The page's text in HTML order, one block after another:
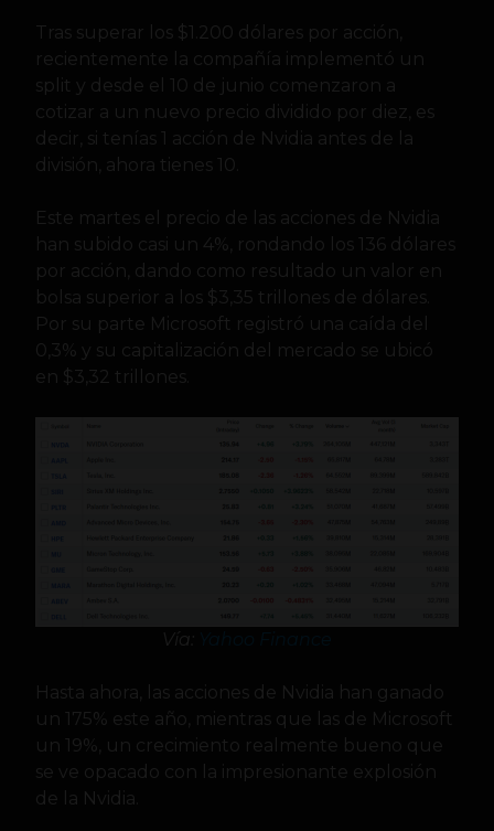
Tras superar los $1.200 dólares por acción,
recientemente la compañía implementó un
split y desde el 10 de junio comenzaron a
cotizar a un nuevo precio dividido por diez, es
decir, si tenías 1 acción de Nvidia antes de la
división, ahora tienes 10.
Este martes el precio de las acciones de Nvidia
han subido casi un 4%, rondando los 136 dólares
por acción, dando como resultado un valor en
bolsa superior a los $3,35 trillones de dólares.
Por su parte Microsoft registró una caída del
0,3% y su capitalización del mercado se ubicó
en $3,32 trillones.
Vía:
Hasta ahora, las acciones de Nvidia han ganado
un 175% este año, mientras que las de Microsoft
un 19%, un crecimiento realmente bueno que
se ve opacado con la impresionante explosión
de la Nvidia.